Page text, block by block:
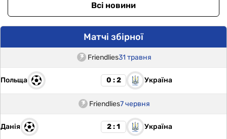
Всі новини
Матчі збірної
Friendlies31 травня
Польща 0 : 2 Україна
Friendlies7 червня
Данія 2 : 1 Україна